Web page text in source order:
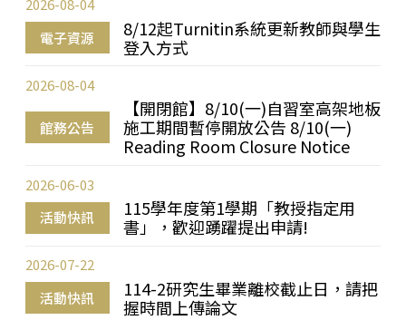
電子資源
8/12起Turnitin系統更新教師與學生
登入方式
2026-08-04
館務公告
【開閉館】8/10(一)自習室高架地板
施工期間暫停開放公告 8/10(一)
Reading Room Closure Notice
2026-08-04
活動快訊
115學年度第1學期「教授指定用
書」，歡迎踴躍提出申請!
2026-06-03
活動快訊
114-2研究生畢業離校截止日，請把
握時間上傳論文
2026-07-22